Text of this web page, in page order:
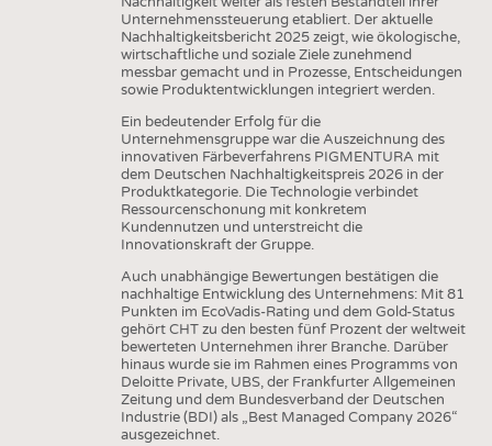
Unternehmenssteuerung etabliert. Der aktuelle
Nachhaltigkeitsbericht 2025 zeigt, wie ökologische,
wirtschaftliche und soziale Ziele zunehmend
messbar gemacht und in Prozesse, Entscheidungen
sowie Produktentwicklungen integriert werden.
Ein bedeutender Erfolg für die
Unternehmensgruppe war die Auszeichnung des
innovativen Färbeverfahrens PIGMENTURA mit
dem Deutschen Nachhaltigkeitspreis 2026 in der
Produktkategorie. Die Technologie verbindet
Ressourcenschonung mit konkretem
Kundennutzen und unterstreicht die
Innovationskraft der Gruppe.
Auch unabhängige Bewertungen bestätigen die
nachhaltige Entwicklung des Unternehmens: Mit 81
Punkten im EcoVadis-Rating und dem Gold-Status
gehört CHT zu den besten fünf Prozent der weltweit
bewerteten Unternehmen ihrer Branche. Darüber
hinaus wurde sie im Rahmen eines Programms von
Deloitte Private, UBS, der Frankfurter Allgemeinen
Zeitung und dem Bundesverband der Deutschen
Industrie (BDI) als „Best Managed Company 2026“
ausgezeichnet.